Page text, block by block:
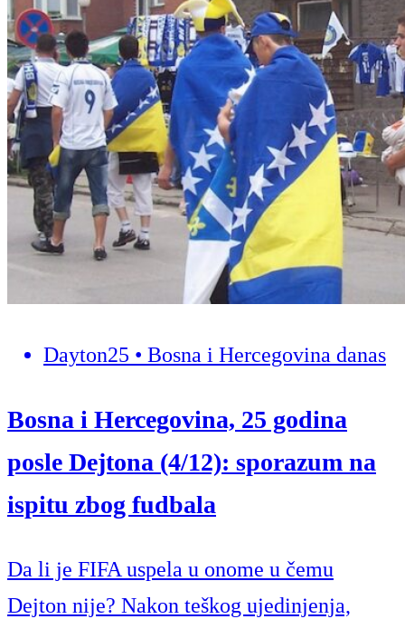
Dayton25 • Bosna i Hercegovina danas
Bosna i Hercegovina, 25 godina
posle Dejtona (4/12): sporazum na
ispitu zbog fudbala
Da li je FIFA uspela u onome u čemu
Dejton nije? Nakon teškog ujedinjenja,